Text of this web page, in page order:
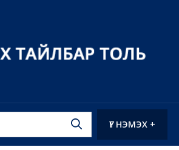
ҮГ НЭМЭХ +